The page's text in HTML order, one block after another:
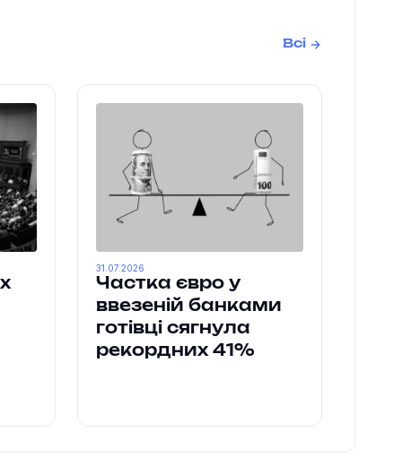
Всі
Частка євро у
ввезеній банками
готівці сягнула
рекордних 41%
31.07.2026